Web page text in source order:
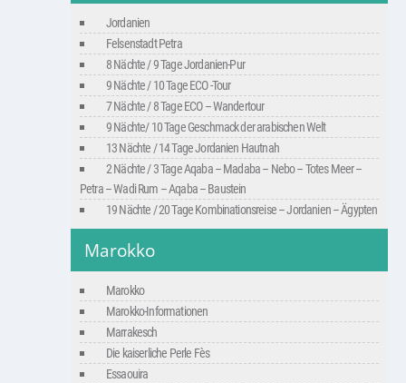
Jordanien
Felsenstadt Petra
8 Nächte / 9 Tage Jordanien-Pur
9 Nächte / 10 Tage ECO -Tour
7 Nächte / 8 Tage ECO – Wandertour
9 Nächte/ 10 Tage Geschmack der arabischen Welt
13 Nächte / 14 Tage Jordanien Hautnah
2 Nächte / 3 Tage Aqaba – Madaba – Nebo – Totes Meer –
Petra – Wadi Rum – Aqaba – Baustein
19 Nächte / 20 Tage Kombinationsreise – Jordanien – Ägypten
Marokko
Marokko
Marokko-Informationen
Marrakesch
Die kaiserliche Perle Fès
Essaouira